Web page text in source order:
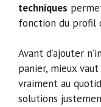
techniques
fonction du profil
Avant d’ajouter
panier, mieux
vraiment au
solutions